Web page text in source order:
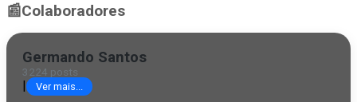
📰Colaboradores
Germando Santos
3224 posts
| Ver mais...